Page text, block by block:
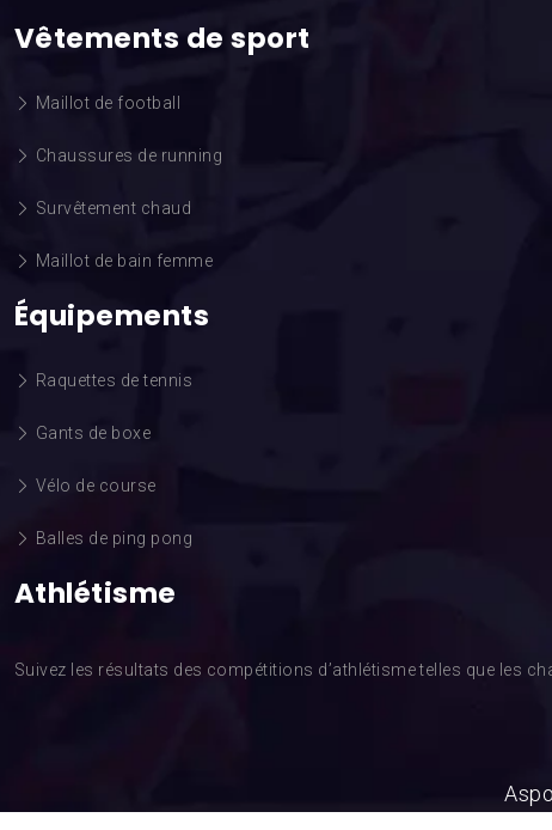
Vêtements de sport
Maillot de football
Chaussures de running
Survêtement chaud
Maillot de bain femme
Équipements
Raquettes de tennis
Gants de boxe
Vélo de course
Balles de ping pong
Athlétisme
Suivez les résultats des compétitions d’athlétisme telles que les